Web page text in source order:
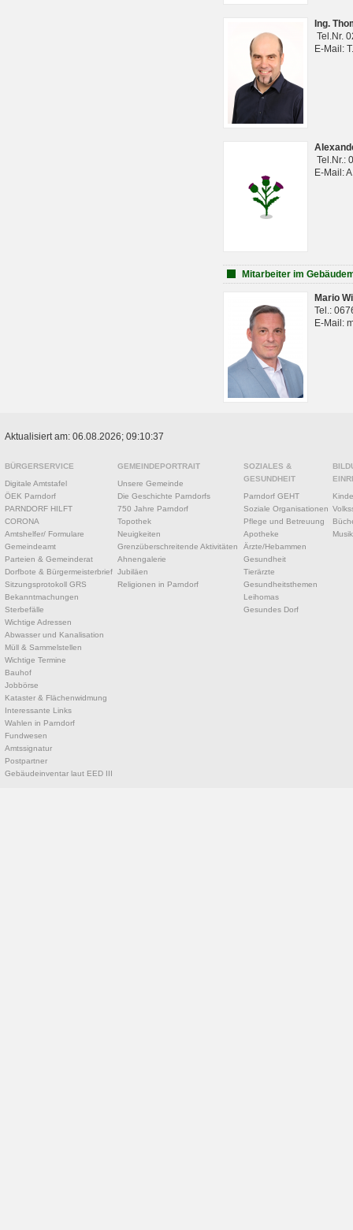
Ing.
Tel.Nr.
E-Mail:
Tel.Nr.:
E-Mail:
Mitarbeiter im
Mario
Tel.:
E-Mail:
Aktualisiert am: 06.08.2026; 09:10:37
BÜRGERSERVICE
Digitale Amtstafel
ÖEK Parndorf
PARNDORF HILFT
CORONA
Amtshelfer/ Formulare
Gemeindeamt
Parteien & Gemeinderat
Dorfbote & Bürgermeisterbrief
Sitzungsprotokoll GRS
Bekanntmachungen
Sterbefälle
Wichtige Adressen
Abwasser und Kanalisation
Müll & Sammelstellen
Wichtige Termine
Bauhof
Jobbörse
Kataster & Flächenwidmung
Interessante Links
Wahlen in Parndorf
Fundwesen
Amtssignatur
Postpartner
Gebäudeinventar laut EED III
GEMEINDEPORTRAIT
Unsere Gemeinde
Die Geschichte Parndorfs
750 Jahre Parndorf
Topothek
Neuigkeiten
Grenzüberschreitende Aktivitäten
Ahnengalerie
Jubiläen
Religionen in Parndorf
SOZIALES &
GESUNDHEIT
Parndorf GEHT
Soziale Organisationen
Pflege und Betreuung
Apotheke
Ärzte/Hebammen
Gesundheit
Tierärzte
Gesundheitsthemen
Leihomas
Gesundes Dorf